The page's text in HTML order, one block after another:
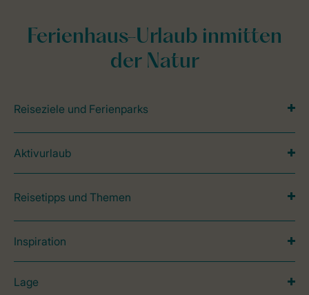
Ferienhaus-Urlaub inmitten
der Natur
Reiseziele und Ferienparks
Aktivurlaub
Reisetipps und Themen
Inspiration
Lage